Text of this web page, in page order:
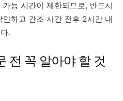
능 시간이 제한되므로, 반드시
하고 간조 시간 전후 2시간 내
.
전 꼭 알아야 할 것